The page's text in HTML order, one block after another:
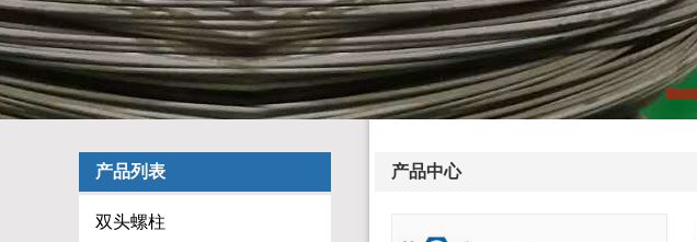
产品列表
双头螺柱
产品中心